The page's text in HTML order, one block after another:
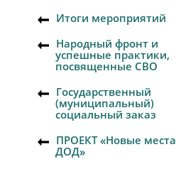
Итоги мероприятий
Народный фронт и
успешные практики,
посвященные СВО
Государственный
(муниципальный)
социальный заказ
ПРОЕКТ «Новые места
ДОД»